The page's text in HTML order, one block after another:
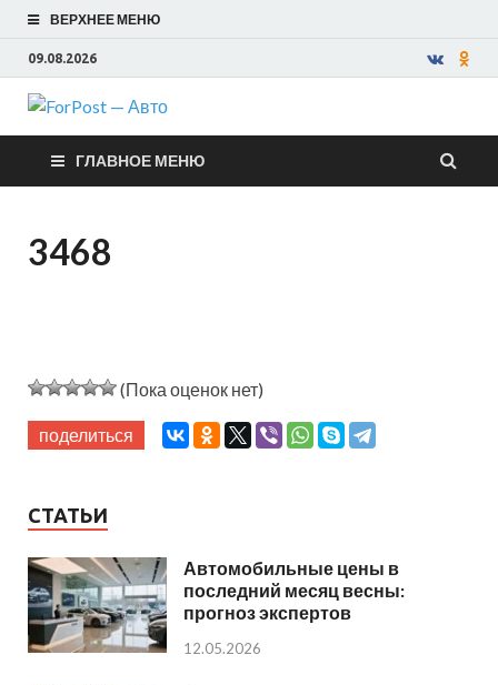
ВЕРХНЕЕ МЕНЮ
09.08.2026
ForPost —
Авто
ГЛАВНОЕ МЕНЮ
3468
(Пока оценок нет)
поделиться
СТАТЬИ
Автомобильные цены в
последний месяц весны:
прогноз экспертов
12.05.2026